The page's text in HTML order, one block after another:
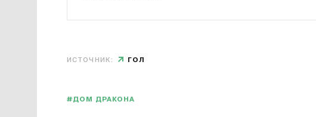
ИСТОЧНИК: ГОЛ
#ДОМ ДРАКОНА